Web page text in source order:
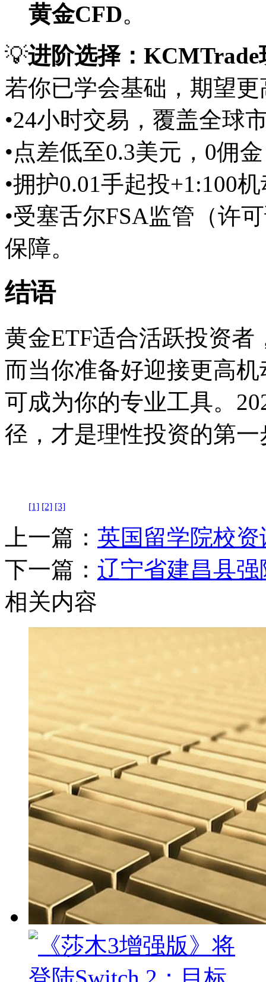
黄金CFD。
💡进阶选择：
若你已学会基础，期望
•24小时交易，覆盖全球
•点差低至0.3美元，0佣
•拥护0.01手起投+1:100
•受塞舌尔FSA监管（许
保障。
结语
黄金ETF适合活跃投资
而当你准备好迎接更高机
可成为你的专业工具。
径，才是理性投资的第一
[1] [2] [3]
上一篇： 英国留学院校
下一篇： 辽宁省建昌县
相关内容